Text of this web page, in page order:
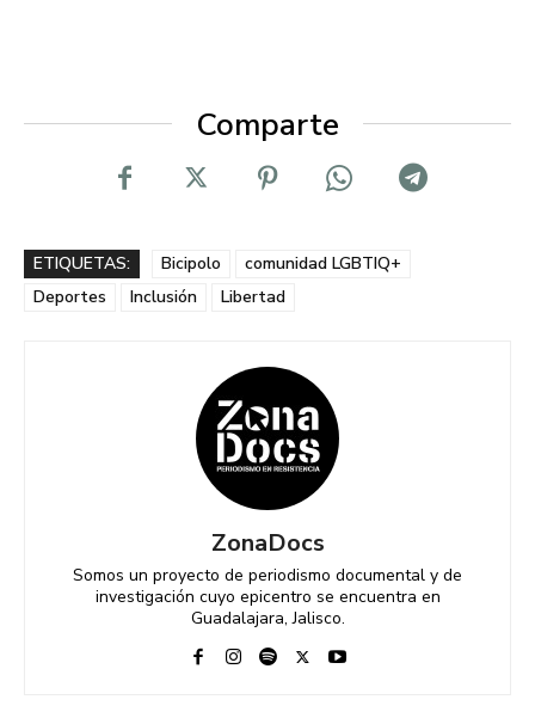
Comparte
ETIQUETAS: Bicipolo
comunidad LGBTIQ+
Deportes
Inclusión Libertad
ZonaDocs
Somos un proyecto de periodismo documental y de
investigación cuyo epicentro se encuentra en
Guadalajara, Jalisco.